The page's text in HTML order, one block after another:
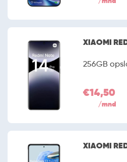
XIAOMI
256GB
€14,50
/mnd
XIAOMI